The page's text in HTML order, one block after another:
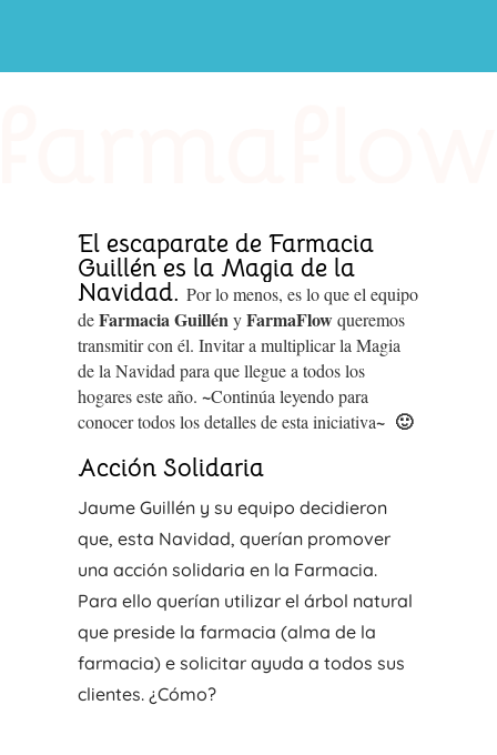
El escaparate de Farmacia
Guillén es la Magia de la
Navidad. Por lo menos, es lo que el equipo
deFarmacia Guillén yFarmaFlowqueremos
transmitir con él. Invitar a multiplicar la Magia
de la Navidad para que llegue a todos los
hogares este año. ~Continúa leyendo para
conocer todos los detalles de esta iniciativa~ 🙂
Acción Solidaria
Jaume Guillén y su equipo decidieron
que, esta Navidad, querían promover
una acción solidaria en la Farmacia.
Para ello querían utilizar el árbol natural
que preside la farmacia (alma de la
farmacia) e solicitar ayuda a todos sus
clientes. ¿Cómo?